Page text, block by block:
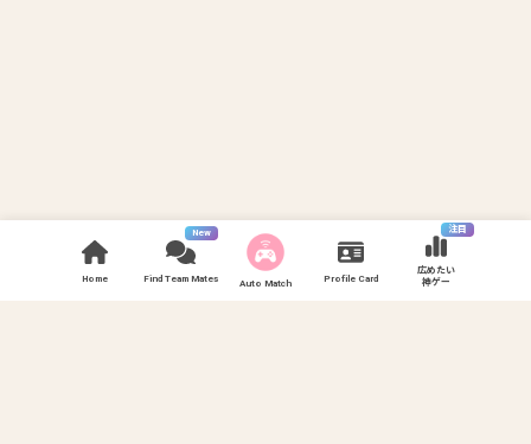
Home
New
Find Team Mates Auto Match Profile Card
注目
広めたい
神ゲー